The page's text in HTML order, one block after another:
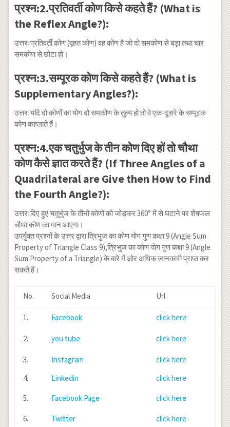
प्रश्न:2.प्रतिवर्ती कोण किसे कहते हैं? (What is
the Reflex Angle?):
उत्तरःप्रतिवर्ती कोण (वृहत कोण) वह कोण है जो दो समकोण से बड़ा तथा चार
समकोण से छोटा हो।
प्रश्न:3.सम्पूरक कोण किसे कहते हैं? (What is
Supplementary Angles?):
उत्तरःयदि दो कोणों का योग दो समकोण के तुल्य हो तो वे एक-दूसरे के सम्पूरक
कोण कहलाते हैं।
प्रश्न:4.एक चतुर्भुज के तीन कोण दिए हों तो चौथा
कोण कैसे ज्ञात करते हैं? (If Three Angles of a
Quadrilateral are Give then How to Find
the Fourth Angle?):
उत्तरःदिए हुए चतुर्भुज के तीनों कोणों को जोड़कर 360° में से घटाने पर शेषफल
चौथा कोण का मान आएगा।
उपर्युक्त प्रश्नों के उत्तर द्वारा त्रिभुज का कोण योग गुण कक्षा 9 (Angle Sum
Property of Triangle Class 9),त्रिभुज का कोण योग गुण कक्षा 9 (Angle
Sum Property of a Triangle) के बारे में ओर अधिक जानकारी प्राप्त कर
सकते हैं।
No. Social Media Url
1. Facebook click here
2. you tube click here
3. Instagram
click here
4.
Linkedin click here
5. Facebook Page click here
6. Twitter click here